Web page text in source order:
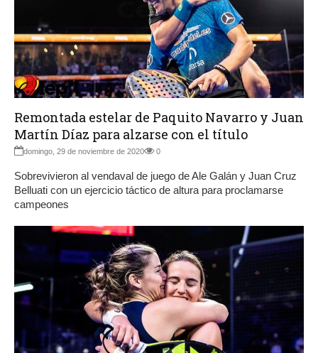
Remontada estelar de Paquito Navarro y Juan
Martín Díaz para alzarse con el título
domingo, 29 de noviembre de 2020 0
Sobrevivieron al vendaval de juego de Ale Galán y Juan Cruz
Belluati con un ejercicio táctico de altura para proclamarse
campeones